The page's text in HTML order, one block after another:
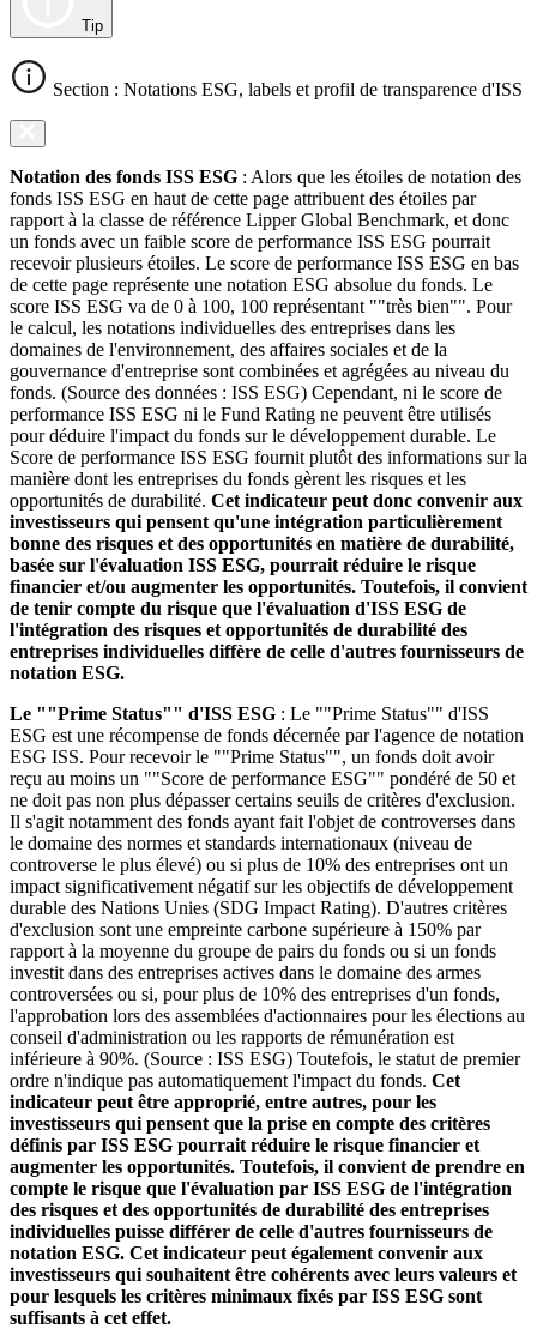
Tip
Section : Notations ESG, labels et profil de transparence d'ISS
Notation des fonds ISS ESG : Alors que les étoiles de notation des
fonds ISS ESG en haut de cette page attribuent des étoiles par
rapport à la classe de référence Lipper Global Benchmark, et donc
un fonds avec un faible score de performance ISS ESG pourrait
recevoir plusieurs étoiles. Le score de performance ISS ESG en bas
de cette page représente une notation ESG absolue du fonds. Le
score ISS ESG va de 0 à 100, 100 représentant ""très bien"". Pour
le calcul, les notations individuelles des entreprises dans les
domaines de l'environnement, des affaires sociales et de la
gouvernance d'entreprise sont combinées et agrégées au niveau du
fonds. (Source des données : ISS ESG) Cependant, ni le score de
performance ISS ESG ni le Fund Rating ne peuvent être utilisés
pour déduire l'impact du fonds sur le développement durable. Le
Score de performance ISS ESG fournit plutôt des informations sur la
manière dont les entreprises du fonds gèrent les risques et les
opportunités de durabilité. Cet indicateur peut donc convenir aux
investisseurs qui pensent qu'une intégration particulièrement
bonne des risques et des opportunités en matière de durabilité,
basée sur l'évaluation ISS ESG, pourrait réduire le risque
financier et/ou augmenter les opportunités. Toutefois, il convient
de tenir compte du risque que l'évaluation d'ISS ESG de
l'intégration des risques et opportunités de durabilité des
entreprises individuelles diffère de celle d'autres fournisseurs de
notation ESG.
Le ""Prime Status"" d'ISS ESG : Le ""Prime Status"" d'ISS
ESG est une récompense de fonds décernée par l'agence de notation
ESG ISS. Pour recevoir le ""Prime Status"", un fonds doit avoir
reçu au moins un ""Score de performance ESG"" pondéré de 50 et
ne doit pas non plus dépasser certains seuils de critères d'exclusion.
Il s'agit notamment des fonds ayant fait l'objet de controverses dans
le domaine des normes et standards internationaux (niveau de
controverse le plus élevé) ou si plus de 10% des entreprises ont un
impact significativement négatif sur les objectifs de développement
durable des Nations Unies (SDG Impact Rating). D'autres critères
d'exclusion sont une empreinte carbone supérieure à 150% par
rapport à la moyenne du groupe de pairs du fonds ou si un fonds
investit dans des entreprises actives dans le domaine des armes
controversées ou si, pour plus de 10% des entreprises d'un fonds,
l'approbation lors des assemblées d'actionnaires pour les élections au
conseil d'administration ou les rapports de rémunération est
inférieure à 90%. (Source : ISS ESG) Toutefois, le statut de premier
ordre n'indique pas automatiquement l'impact du fonds. Cet
indicateur peut être approprié, entre autres, pour les
investisseurs qui pensent que la prise en compte des critères
définis par ISS ESG pourrait réduire le risque financier et
augmenter les opportunités. Toutefois, il convient de prendre en
compte le risque que l'évaluation par ISS ESG de l'intégration
des risques et des opportunités de durabilité des entreprises
individuelles puisse différer de celle d'autres fournisseurs de
notation ESG. Cet indicateur peut également convenir aux
investisseurs qui souhaitent être cohérents avec leurs valeurs et
pour lesquels les critères minimaux fixés par ISS ESG sont
suffisants à cet effet.